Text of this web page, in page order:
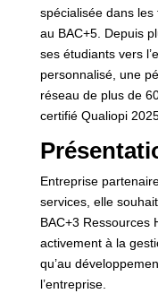
spécialisée dans
au BAC+5. Depuis
ses étudiants vers
personnalisé, une
réseau de plus de
certifié Qualiopi
Entreprise
services, elle
BAC+3 Ressources
activement à la
qu’au
l’entreprise.